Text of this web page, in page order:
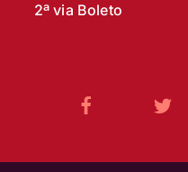
2ª via Boleto